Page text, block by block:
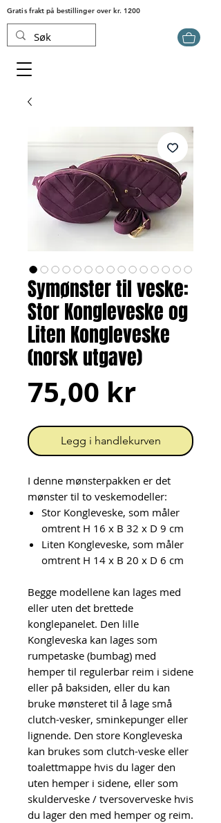
Gratis frakt på bestillinger over kr. 1200
Symønster til veske:
Stor Kongleveske og
Liten Kongleveske
(norsk utgave)
75,00 krPris
Legg i handlekurven
I denne mønsterpakken er det
mønster til to veskemodeller:
Stor Kongleveske, som måler
omtrent H 16 x B 32 x D 9 cm
Liten Kongleveske, som måler
omtrent H 14 x B 20 x D 6 cm
Begge modellene kan lages med
eller uten det brettede
konglepanelet. Den lille
Kongleveska kan lages som
rumpetaske (bumbag) med
hemper til regulerbar reim i sidene
eller på baksiden, eller du kan
bruke mønsteret til å lage små
clutch-vesker, sminkepunger eller
lignende. Den store Kongleveska
kan brukes som clutch-veske eller
toalettmappe hvis du lager den
uten hemper i sidene, eller som
skulderveske / tversoverveske hvis
du lager den med hemper og reim.